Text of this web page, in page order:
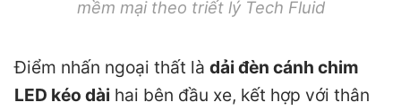
mềm mại theo triết lý Tech Fluid
Điểm nhấn ngoại thất là dải đèn cánh chim
LED kéo dài hai bên đầu xe, kết hợp với thân